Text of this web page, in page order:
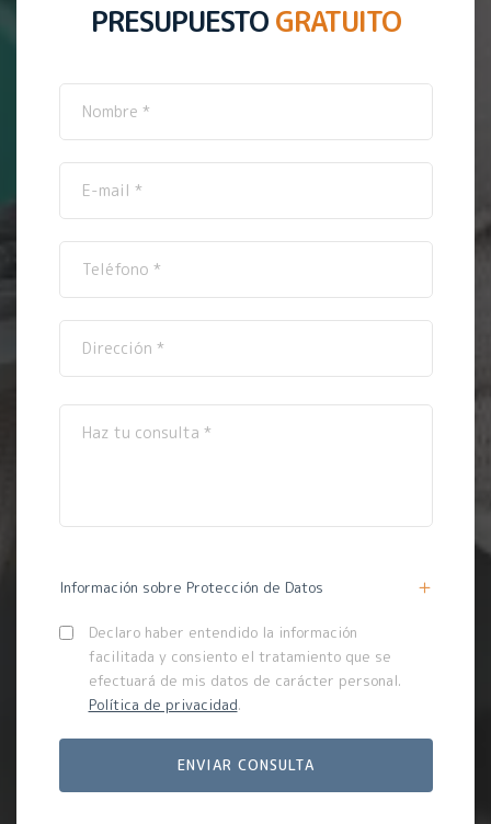
PRESUPUESTO GRATUITO
Información sobre Protección de Datos
Declaro haber entendido la información
facilitada y consiento el tratamiento que se
efectuará de mis datos de carácter personal.
Política de privacidad.